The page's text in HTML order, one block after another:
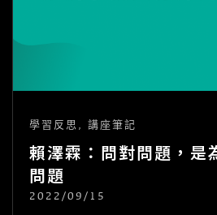
學習反思 , 講座筆記
賴澤霖：問對問題，是
問題
POSTED
2022/09/15